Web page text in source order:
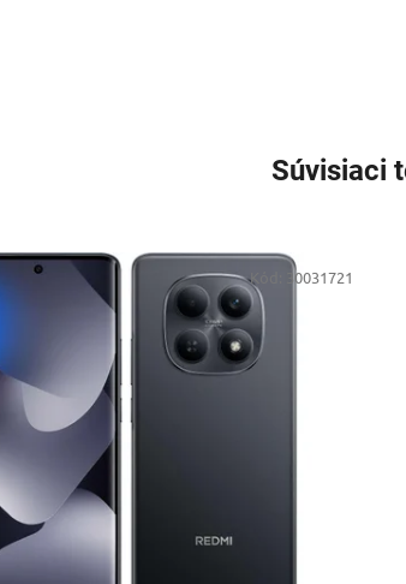
Súvisiaci
Kód: 30031721